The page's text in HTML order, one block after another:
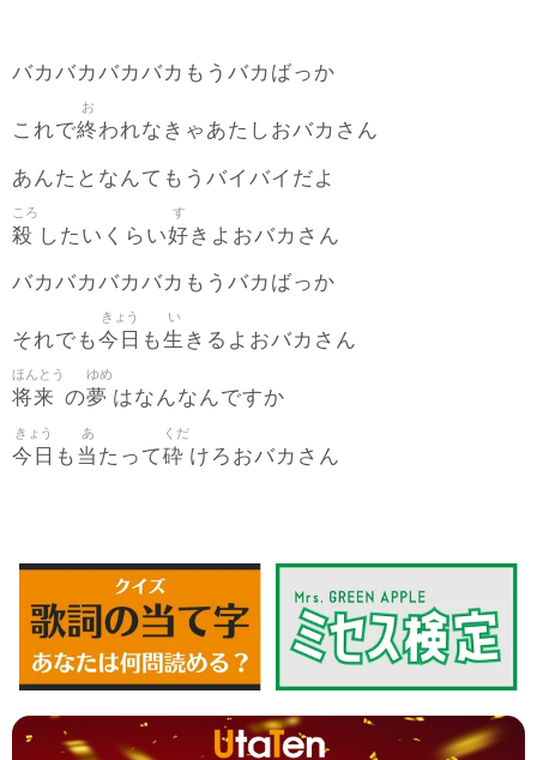
バカバカバカバカもうバカばっか
これで終
お
われなきゃあたしおバカさん
あんたとなんてもうバイバイだよ
殺
ころ
したいくらい好
す
きよおバカさん
バカバカバカバカもうバカばっか
それでも今日
きょう
も生
い
きるよおバカさん
将来
ほんとう
の夢
ゆめ
はなんなんですか
今日
きょう
も 当
あ
たって砕
くだ
けろおバカさん